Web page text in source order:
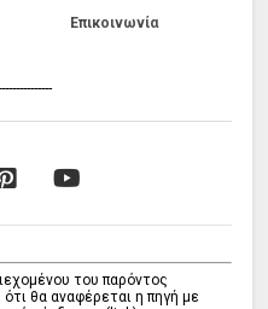
Επικοινωνία
του παρόντος
θα αναφέρεται η πηγή με